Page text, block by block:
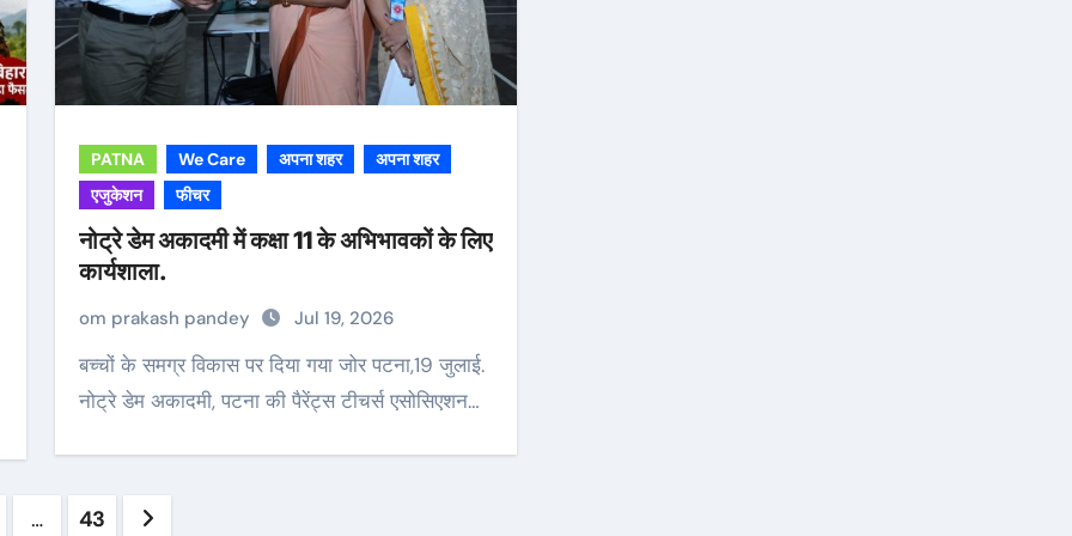
PATNA We Care अपना शहर
अपना शहर
एजुकेशन
फीचर
नोट्रे डेम अकादमी में कक्षा 11 के अभिभावकों के लिए
कार्यशाला.
om prakash pandey Jul 19, 2026
बच्चों के समग्र विकास पर दिया गया जोर पटना,19 जुलाई.
नोट्रे डेम अकादमी, पटना की पैरेंट्स टीचर्स एसोसिएशन…
… 43